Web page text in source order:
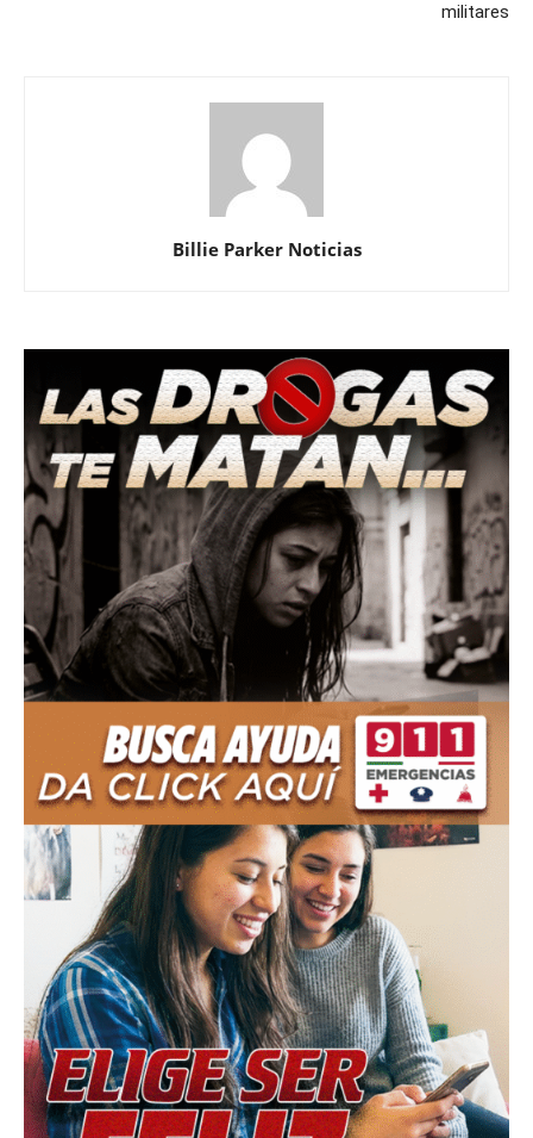
militares
Billie Parker Noticias